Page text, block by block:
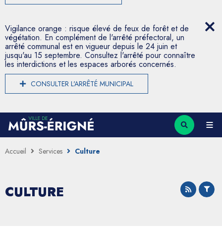
Vigilance orange : risque élevé de feux de forêt et de
végétation. En complément de l'arrêté préfectoral, un
arrêté communal est en vigueur depuis le 24 juin et
jusqu'au 15 septembre. Consultez l'arrêté pour connaître
les interdictions et les espaces arborés concernés.
CONSULTER L'ARRÊTÉ MUNICIPAL
Accueil Services Culture
CULTURE